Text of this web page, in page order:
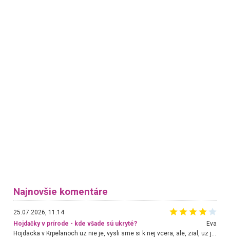
Najnovšie komentáre
25.07.2026, 11:14
Hojdačky v prírode - kde všade sú ukryté?
Eva
Hojdacka v Krpelanoch uz nie je, vysli sme si k nej vcera, ale, zial, uz je znicena. Ak sem planujete cestu len kvoli hojdacke, mozete si ju usetrit. Krasny vyhlad je tu vsak aj bez hojdacky :-)